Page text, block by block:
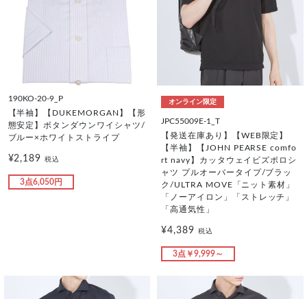
190KO-20-9_P
【半袖】【DUKEMORGAN】【形
態安定】ボタンダウンワイシャツ/
ブルー×ホワイトストライプ
¥2,189税込
3点6,050円
オンライン限定
JPC55009E-1_T
【発送在庫あり】【WEB限定】
【半袖】【JOHN PEARSE comfo
rt navy】カッタウェイビズポロシ
ャツ プルオーバータイプ/ブラッ
ク/ULTRA MOVE「ニット素材」
「ノーアイロン」「ストレッチ」
「高通気性」
¥4,389 税込
3点￥9,999～